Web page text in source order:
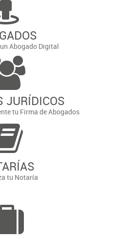
Abogado Digital
JURÍDICOS
tu Firma de Abogados
tu Notaría